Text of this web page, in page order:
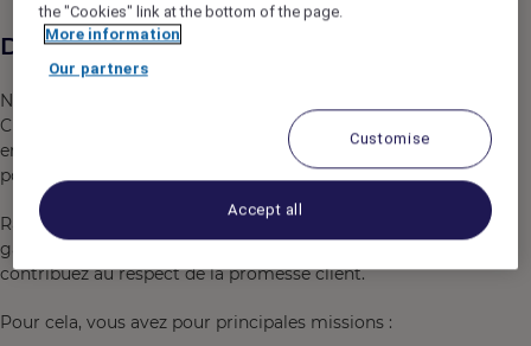
Description du poste
Nous recherchons pour notre Résidence ORFEA Paris
Charolais (150 chambres), un(e) Employé(e) Polyvalent(e)
en CDI, 15h/semaine. Le poste est à pourvoir dès que
possible le samedi et dimanche : 07h00 - 15h15
Rattaché(e) au Directeur de Résidence, vous êtes le
garant du bon déroulement du petit déjeuner et vous
contribuez au respect de la promesse client.
Pour cela, vous avez pour principales missions :
the "Cookies" link at the bottom of the page.
More information
Our partners
Customise
Accept all